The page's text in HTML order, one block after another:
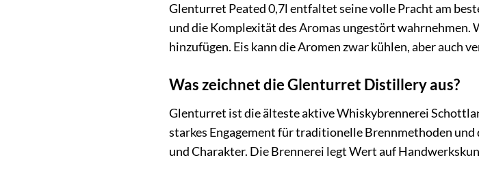
Glenturret Peated 0,7l entfaltet seine volle Pracht am
und die Komplexität des Aromas ungestört wahrnehmen.
hinzufügen. Eis kann die Aromen zwar kühlen, aber auch
Was zeichnet die Glenturret Distillery aus?
Glenturret ist die älteste aktive Whiskybrennerei
starkes Engagement für traditionelle Brennmethoden
und Charakter. Die Brennerei legt Wert auf